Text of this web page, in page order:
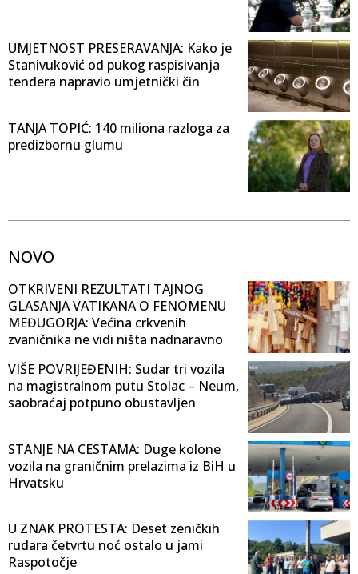
UMJETNOST PRESERAVANJA: Kako je
Stanivuković od pukog raspisivanja
tendera napravio umjetnički čin
TANJA TOPIĆ: 140 miliona razloga za
predizbornu glumu
NOVO
OTKRIVENI REZULTATI TAJNOG
GLASANJA VATIKANA O FENOMENU
MEĐUGORJA: Većina crkvenih
zvaničnika ne vidi ništa nadnaravno
VIŠE POVRIJEĐENIH: Sudar tri vozila
na magistralnom putu Stolac – Neum,
saobraćaj potpuno obustavljen
STANJE NA CESTAMA: Duge kolone
vozila na graničnim prelazima iz BiH u
Hrvatsku
U ZNAK PROTESTA: Deset zeničkih
rudara četvrtu noć ostalo u jami
Raspotočje